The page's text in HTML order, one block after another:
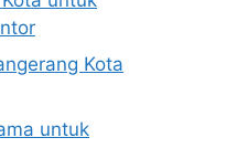
Kota
untuk